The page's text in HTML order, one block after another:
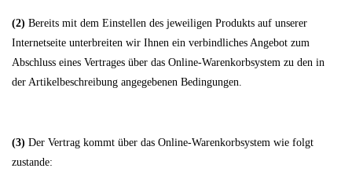
(2) Bereits mit dem Einstellen des jeweiligen Produkts auf unserer
Internetseite unterbreiten wir Ihnen ein verbindliches Angebot zum
Abschluss eines Vertrages über das Online-Warenkorbsystem zu den in
der Artikelbeschreibung angegebenen Bedingungen.
(3) Der Vertrag kommt über das Online-Warenkorbsystem wie folgt
zustande: